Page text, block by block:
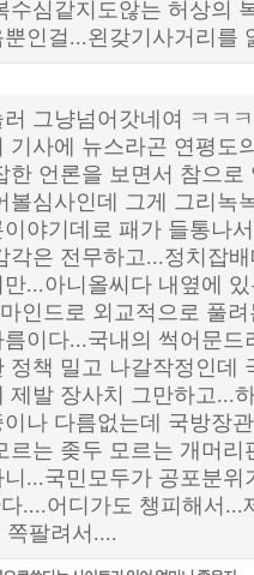
수심같지도않는 허상의
뿐인걸...왼갖기사거리를
그냥넘어갓네여 ㅋㅋㅋ
기사에 뉴스라곤 연평도
한 언론을 보면서 참으
볼심사인데 그게 그리녹
이야기데로 패가 들통나
각은 전무하고...정치잡
만...아니올씨다 내옆에
인드로 외교적으로 풀
름이다...국내의 썩어문
정책 밀고 나갈작정인데
제발 장사치 그만하고...
이나 다름없는데 국방장
르는 좆두 모르는 개머
니...국민모두가 공포분
....어디가도 챙피해서
쪽팔려서....